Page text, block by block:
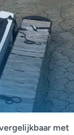
met